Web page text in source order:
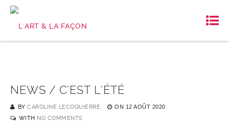
NEWS / C’EST L’ÉTÉ
BY CAROLINE LECOQUIERRE ON 12 AOÛT 2020
WITH NO COMMENTS